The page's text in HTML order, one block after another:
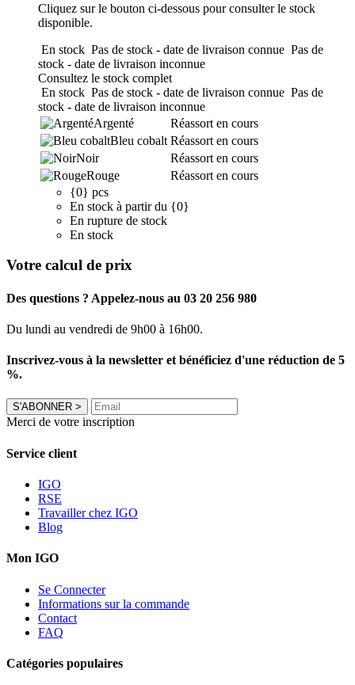
Cliquez sur le bouton ci-dessous pour consulter le stock
disponible.
En stock Pas de stock - date de livraison connue Pas de
stock - date de livraison inconnue
Consultez le stock complet
En stock Pas de stock - date de livraison connue Pas de
stock - date de livraison inconnue
Argenté
Réassort en cours
Bleu cobalt Réassort en cours
Noir
Réassort en cours
Rouge
Réassort en cours
{0} pcs
En stock à partir du {0}
En rupture de stock
En stock
Votre calcul de prix
Des questions ? Appelez-nous au 03 20 256 980
Du lundi au vendredi de 9h00 à 16h00.
Inscrivez-vous à la newsletter et bénéficiez d'une réduction de 5
%.
S'ABONNER >
Merci de votre inscription
Service client
IGO
RSE
Travailler chez IGO
Blog
Mon IGO
Se Connecter
Informations sur la commande
Contact
FAQ
Catégories populaires